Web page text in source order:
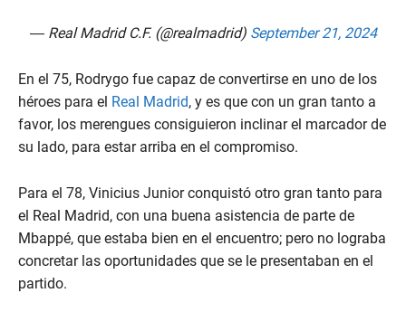
— Real Madrid C.F. (@realmadrid) September 21, 2024
En el 75, Rodrygo fue capaz de convertirse en uno de los
héroes para el Real Madrid, y es que con un gran tanto a
favor, los merengues consiguieron inclinar el marcador de
su lado, para estar arriba en el compromiso.
Para el 78, Vinicius Junior conquistó otro gran tanto para
el Real Madrid, con una buena asistencia de parte de
Mbappé, que estaba bien en el encuentro; pero no lograba
concretar las oportunidades que se le presentaban en el
partido.